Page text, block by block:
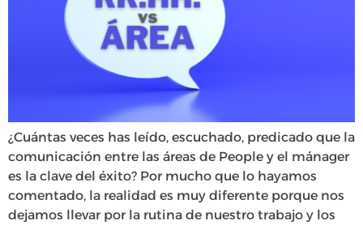
¿Cuántas veces has leído, escuchado, predicado que la
comunicación entre las áreas de People y el mánager
es la clave del éxito? Por mucho que lo hayamos
comentado, la realidad es muy diferente porque nos
dejamos llevar por la rutina de nuestro trabajo y los